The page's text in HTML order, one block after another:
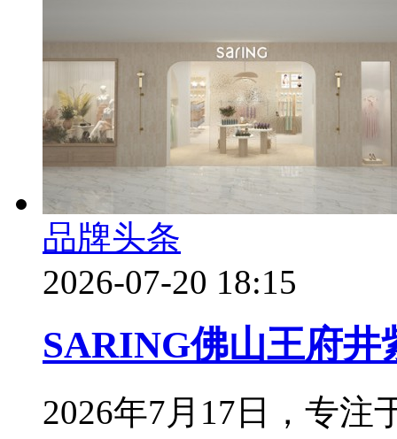
品牌头条
2026-07-20 18:15
SARING佛山王府井
2026年7月17日，专注